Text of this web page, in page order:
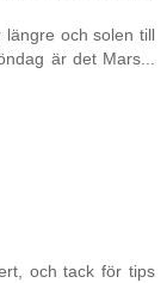
och solen till
är det Mars...
och tack för tips